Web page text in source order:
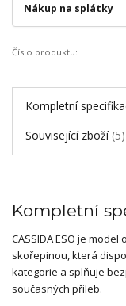
Nákup na splátky
Číslo produktu:
Kompletní
Související zboží 5
Kompletní
CASSIDA ESO je
skořepinou, která
kategorie a splňuje
současných přileb.